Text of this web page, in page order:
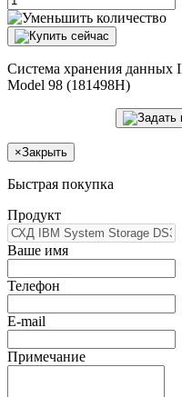
Система хранения данных
Model 98 (181498H)
×Закрыть
Быстрая покупка
Продукт
Ваше имя
Телефон
E-mail
Примечание